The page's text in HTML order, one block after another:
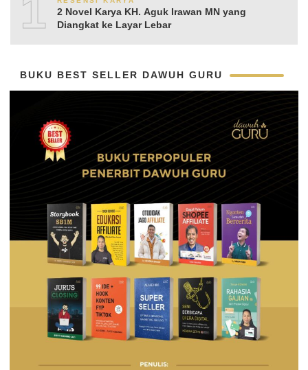
102 Novel Karya KH. Aguk Irawan MN yang
Diangkat ke Layar Lebar
BUKU BEST SELLER DAWUH GURU